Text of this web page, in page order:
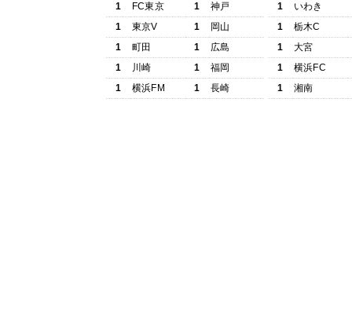
1
FC東京 1
神戸
1
東京V 1
岡山
1
町田 1
広島
1
川崎 1
福岡
1
横浜FM 1 長崎
1
いわき
1
栃木C
1
大宮
1
横浜FC
1
湘南